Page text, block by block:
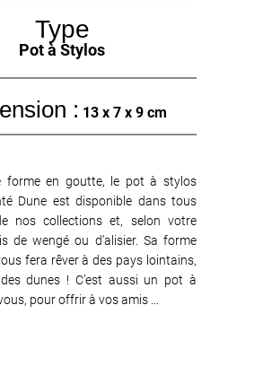
Type
Pot à Stylos
: 13 x 7 x 9 cm
forme en goutte, le pot à stylos
Dune est disponible dans tous
nos collections et, selon votre
de wengé ou d’alisier. Sa forme
fera rêver à des pays lointains,
dunes ! C’est aussi un pot à
pour offrir à vos amis ...